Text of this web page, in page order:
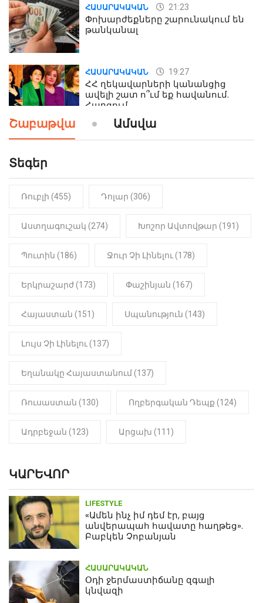
ՀԱՍԱՐԱԿԱԿԱՆ 21:23
Փոխարժեքները շարունակում են
թանկանալ
ՀԱՍԱՐԱԿԱԿԱՆ 19:27
ՀՀ ղեկավարների կանանցից
ավելի շատ ո՞ւմ եք հավանում.
Հարցում
ԼՈՒՐԵՐ 19:15
կսահմանվի․ Հայտնի է՝ ովքեր են
օգտվելու դրանից
Ինչու է Վիվիեն Բաստաջյանը
նկարահանումների ընթացքում
(Տեսանյութ)
Շաբաթվա Ամսվա
Տեգեր
Ռուբլի (455) Դոլար (306)
Աստղագուշակ (274) Խոշոր Ավտովթար (191)
Պուտին (186) Ջուր Չի Լինելու (178)
Երկրաշարժ (173) Փաշինյան (167)
Հայաստան (151) Սպանություն (143)
Լույս Չի Լինելու (137)
Եղանակը Հայաստանում (137)
Ռուսաստան (130) Ողբերգական Դեպք (124)
Ադրբեջան (123) Արցախ (111)
ԿԱՐԵՎՈՐ
LIFESTYLE
«Ամեն ինչ իմ դեմ էր, բայց
անվերապահ հավատը հաղթեց».
Բաբկեն Չոբանյան
ՀԱՍԱՐԱԿԱԿԱՆ
Օդի ջերմաստիճանը զգալի
կնվազի